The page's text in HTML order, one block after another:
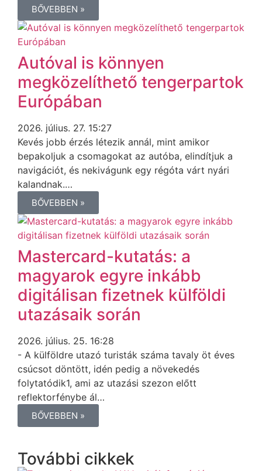
BŐVEBBEN »
Autóval is könnyen
megközelíthető tengerpartok
Európában
2026. július. 27. 15:27
Kevés jobb érzés létezik annál, mint amikor
bepakoljuk a csomagokat az autóba, elindítjuk a
navigációt, és nekivágunk egy régóta várt nyári
kalandnak.…
BŐVEBBEN »
Mastercard-kutatás: a
magyarok egyre inkább
digitálisan fizetnek külföldi
utazásaik során
2026. július. 25. 16:28
- A külföldre utazó turisták száma tavaly öt éves
csúcsot döntött, idén pedig a növekedés
folytatódik1, ami az utazási szezon előtt
reflektorfénybe ál…
BŐVEBBEN »
További cikkek